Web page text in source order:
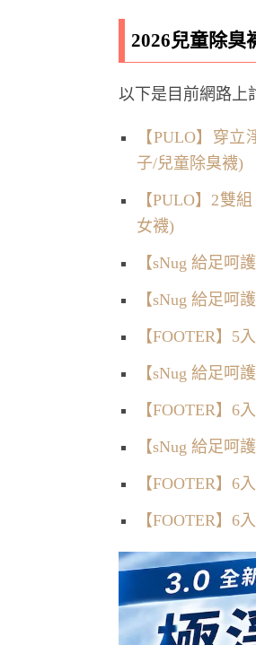
2026兒童除臭
以下是目前網路上
【PULO】穿
子/兒童除臭襪)
【PULO】2雙
女襪)
【sNug 給足呵
【sNug 給足呵
【FOOTER】
【sNug 給足呵
【FOOTER】
【sNug 給足呵
【FOOTER】6
【FOOTER】6